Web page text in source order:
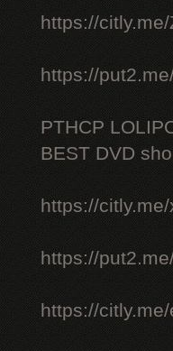
https://
https://
PTHCP
BEST DVD
https://
https://
https://